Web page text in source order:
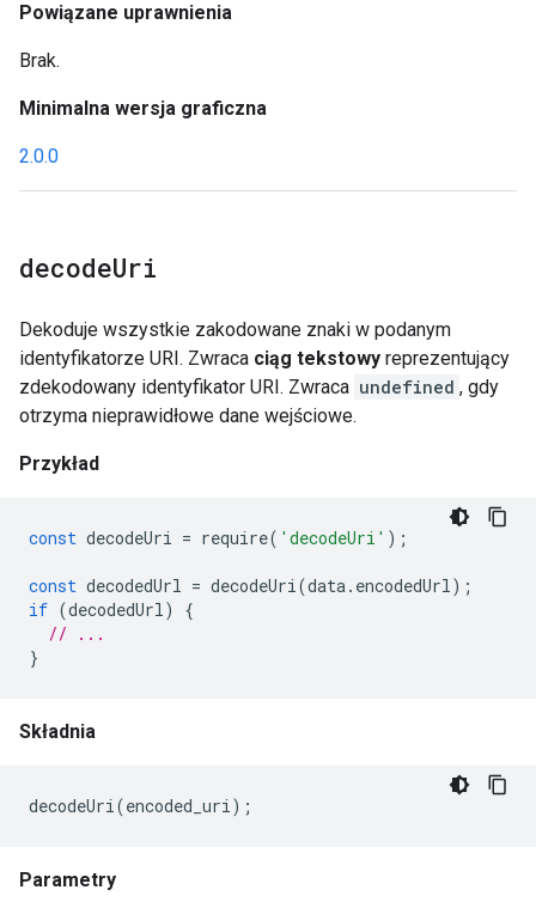
Powiązane uprawnienia
Brak.
Minimalna wersja graficzna
2.0.0
decodeUri
Dekoduje wszystkie zakodowane znaki w podanym
identyfikatorze URI. Zwraca ciąg tekstowy reprezentujący
zdekodowany identyfikator URI. Zwraca undefined , gdy
otrzyma nieprawidłowe dane wejściowe.
Przykład
const decodeUri = require( 'decodeUri' );
const decodedUrl = decodeUri(data. encodedUrl);
if (decodedUrl)
{
// ...
}
Składnia
decodeUri(encoded_uri);
Parametry